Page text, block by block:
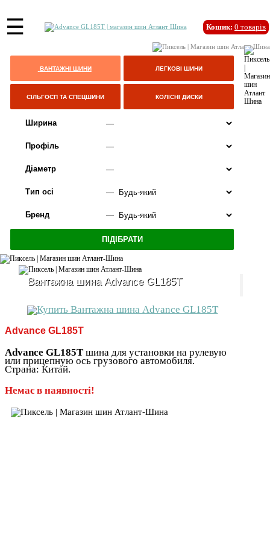
☰ Кошик: 0 товарів
ВАНТАЖНІ ШИНИ ЛЕГКОВІ ШИНИ
СІЛЬГОСП ТА СПЕЦШИНИ КОЛІСНІ ДИСКИ
Ширина
Профіль
Діаметр
Тип осі
Бренд
Вантажна шина Advance GL185T
Advance GL185T
Advance GL185T шина для установки на рулевую
или прицепную ось грузового автомобиля.
Страна: Китай.
Немає в наявності!